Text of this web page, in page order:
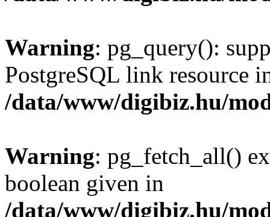
Warning: pg_query():
PostgreSQL link resource
/data/www/digibiz.hu/
Warning: pg_fetch_all()
boolean given in
/data/www/digibiz.hu/